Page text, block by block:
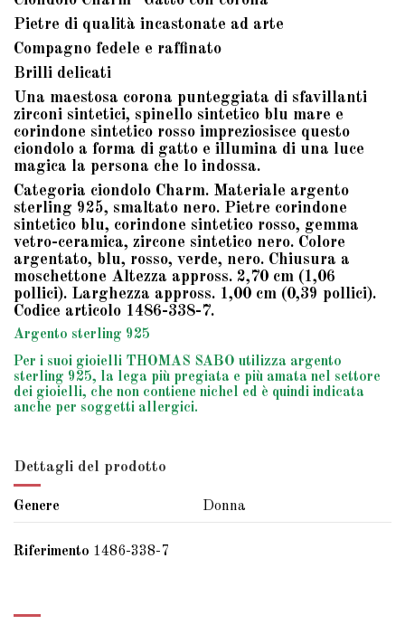
Pietre di qualità incastonate ad arte
Compagno fedele e raffinato
Brilli delicati
Una maestosa corona punteggiata di sfavillanti
zirconi sintetici, spinello sintetico blu mare e
corindone sintetico rosso impreziosisce questo
ciondolo a forma di gatto e illumina di una luce
magica la persona che lo indossa.
Categoria ciondolo Charm. Materiale argento
sterling 925, smaltato nero. Pietre corindone
sintetico blu, corindone sintetico rosso, gemma
vetro-ceramica, zircone sintetico nero. Colore
argentato, blu, rosso, verde, nero. Chiusura a
moschettone Altezza appross. 2,70 cm (1,06
pollici). Larghezza appross. 1,00 cm (0,39 pollici).
Codice articolo 1486-338-7.
Argento sterling 925
Per i suoi gioielli THOMAS SABO utilizza argento
sterling 925, la lega più pregiata e più amata nel settore
dei gioielli, che non contiene nichel ed è quindi indicata
anche per soggetti allergici.
Dettagli del prodotto
Genere Donna
Riferimento 1486-338-7